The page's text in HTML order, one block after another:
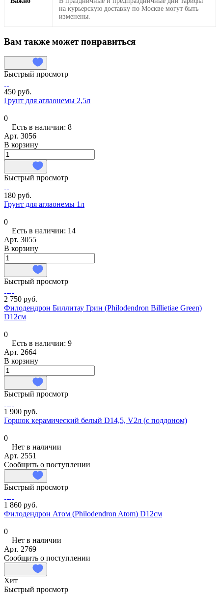
на курьерскую доставку по Москве могут быть
изменены.
Вам также может понравиться
Быстрый просмотр
450 руб.
Грунт для аглаонемы 2,5л
0
Есть в наличии: 8
Арт. 3056
В корзину
Быстрый просмотр
180 руб.
Грунт для аглаонемы 1л
0
Есть в наличии: 14
Арт. 3055
В корзину
Быстрый просмотр
2 750 руб.
Филодендрон Биллитау Грин (Philodendron Billietiae Green)
D12см
0
Есть в наличии: 9
Арт. 2664
В корзину
Быстрый просмотр
1 900 руб.
Горшок керамический белый D14,5, V2л (с поддоном)
0
Нет в наличии
Арт. 2551
Сообщить о поступлении
Быстрый просмотр
1 860 руб.
Филодендрон Атом (Philodendron Atom) D12см
0
Нет в наличии
Арт. 2769
Сообщить о поступлении
Хит
Быстрый просмотр